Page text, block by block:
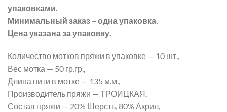
упаковками.
Минимальный заказ – одна упаковка.
Цена указана за упаковку.
Количество мотков пряжи в упаковке — 10 шт.,
Вес мотка — 50 гр.гр.,
Длина нити в мотке — 135 м.м.,
Производитель пряжи — ТРОИЦКАЯ,
Состав пряжи — 20% Шерсть, 80% Акрил,